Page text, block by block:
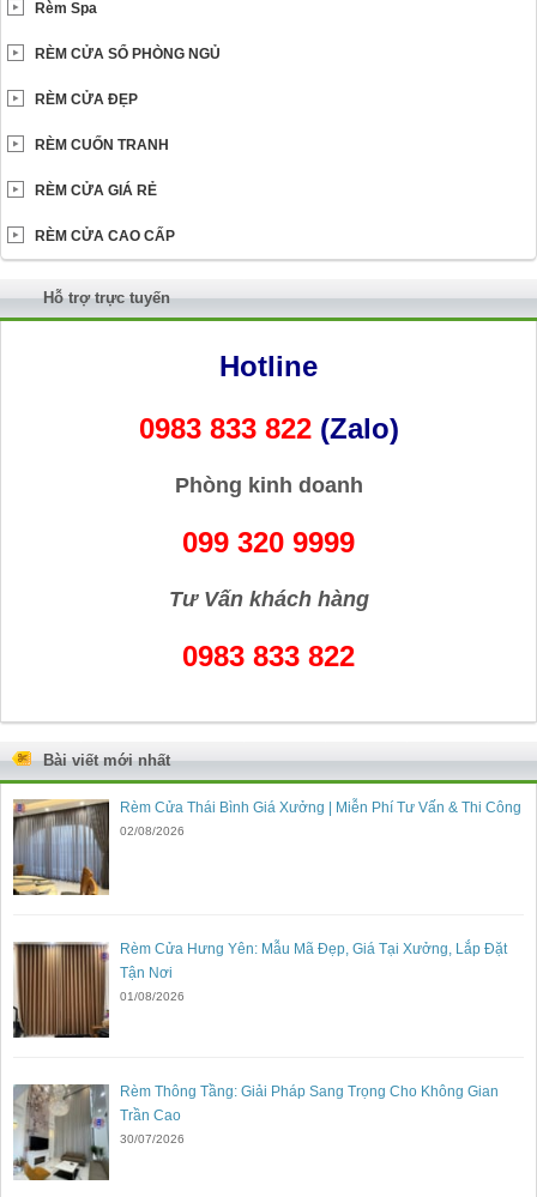
Rèm Spa
RÈM CỬA SỔ PHÒNG NGỦ
RÈM CỬA ĐẸP
RÈM CUỐN TRANH
RÈM CỬA GIÁ RẺ
RÈM CỬA CAO CẤP
Hỗ trợ trực tuyến
Hotline
0983 833 822 (Zalo)
Phòng kinh doanh
099 320 9999
Tư Vấn khách hàng
0983 833 822
Bài viết mới nhất
Rèm Cửa Thái Bình Giá Xưởng | Miễn Phí Tư Vấn & Thi Công
02/08/2026
Rèm Cửa Hưng Yên: Mẫu Mã Đẹp, Giá Tại Xưởng, Lắp Đặt
Tận Nơi
01/08/2026
Rèm Thông Tầng: Giải Pháp Sang Trọng Cho Không Gian
Trần Cao
30/07/2026